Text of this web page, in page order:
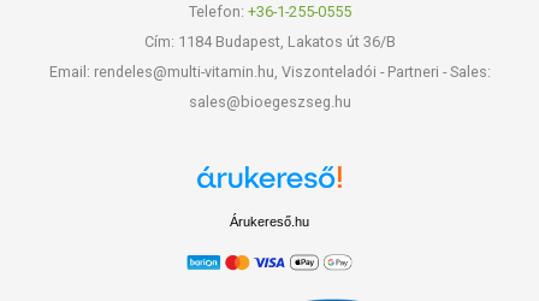
Telefon: +36-1-255-0555
Cím: 1184 Budapest, Lakatos út 36/B
Email: rendeles@multi-vitamin.hu, Viszonteladói - Partneri - Sales:
sales@bioegeszseg.hu
Árukereső.hu